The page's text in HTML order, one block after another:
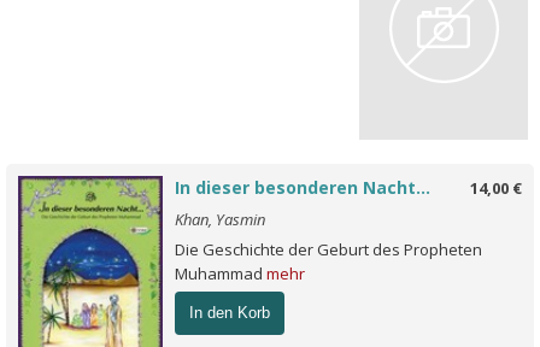
14,00 €
In dieser besonderen Nacht...
Khan, Yasmin
Die Geschichte der Geburt des Propheten
Muhammad mehr
In den Korb